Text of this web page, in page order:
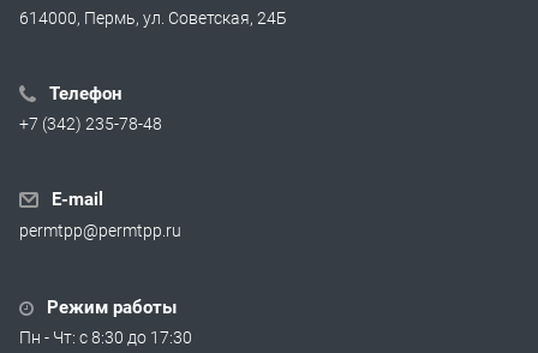
614000, Пермь, ул. Советская, 24Б
Телефон
+7 (342) 235-78-48
E-mail
permtpp@permtpp.ru
Режим работы
Пн - Чт: с 8:30 до 17:30